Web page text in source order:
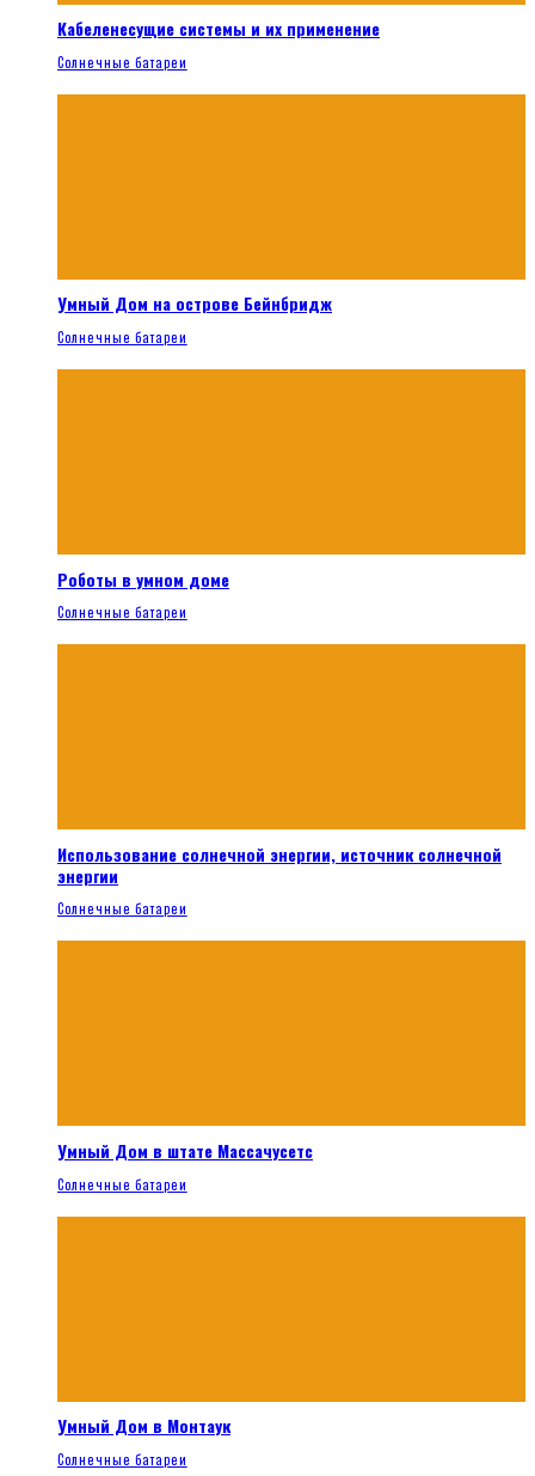
Кабеленесущие системы и их применение
Солнечные батареи
Умный Дом на острове Бейнбридж
Солнечные батареи
Роботы в умном доме
Солнечные батареи
Использование солнечной энергии, источник солнечной
энергии
Солнечные батареи
Умный Дом в штате Массачусетс
Солнечные батареи
Умный Дом в Монтаук
Солнечные батареи